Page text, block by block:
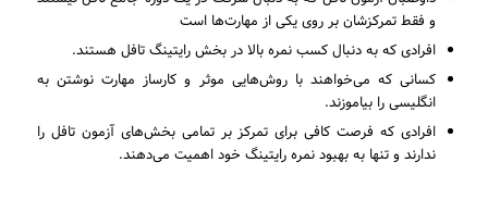
و فقط تمرکزشان بر روی یکی از مهارت‌ها است
افرادی که به دنبال کسب نمره بالا در بخش رایتینگ تافل هستند.
کسانی که می‌خواهند با روش‌هایی موثر و کارساز مهارت نوشتن به
انگلیسی را بیاموزند.
افرادی که فرصت کافی برای تمرکز بر تمامی بخش‌های آزمون تافل را
ندارند و تنها به بهبود نمره رایتینگ خود اهمیت می‌دهند.